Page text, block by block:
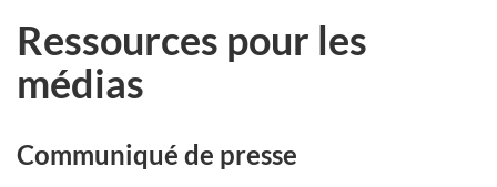
Ressources pour les
médias
Communiqué de presse